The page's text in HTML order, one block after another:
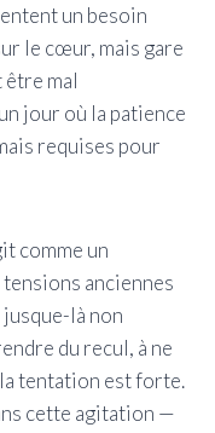
un besoin
le cœur, mais gare
mal
jour où la patience
requises pour
comme un
anciennes
là non
du recul, à ne
tentation est forte.
cette agitation —